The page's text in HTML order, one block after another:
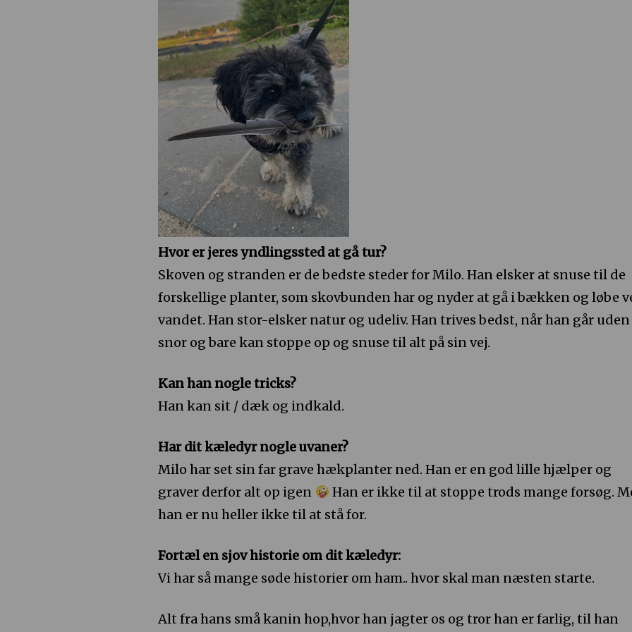
Hvor er jeres yndlingssted at gå tur?
Skoven og stranden er de bedste steder for Milo. Han elsker at snuse til de
forskellige planter, som skovbunden har og nyder at gå i bækken og løbe
vandet. Han stor-elsker natur og udeliv. Han trives bedst, når han går uden
snor og bare kan stoppe op og snuse til alt på sin vej.
Kan han nogle tricks?
Han kan sit / dæk og indkald.
Har dit kæledyr nogle uvaner?
Milo har set sin far grave hækplanter ned. Han er en god lille hjælper og
graver derfor alt op igen
Han er ikke til at stoppe trods mange forsøg.
han er nu heller ikke til at stå for.
Fortæl en sjov historie om dit kæledyr:
Vi har så mange søde historier om ham.. hvor skal man næsten starte.
Alt fra hans små kanin hop,hvor han jagter os og tror han er farlig, til han